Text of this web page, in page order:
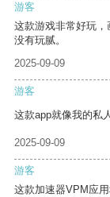
游客
这款游戏非常好玩
没有玩腻。
2025-09-09
游客
这款app就像我的私
2025-09-09
游客
这款加速器VPM应